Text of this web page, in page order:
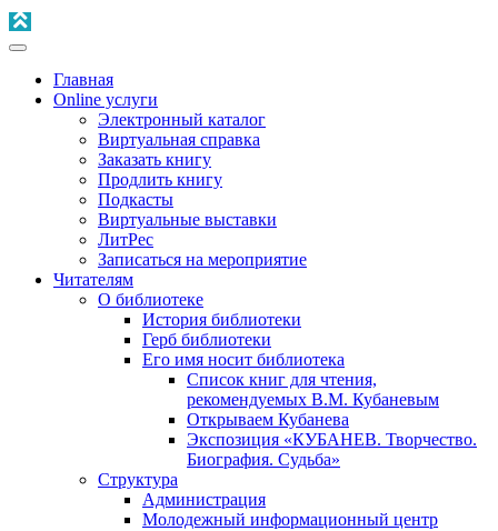
Главная
Online услуги
Электронный каталог
Виртуальная справка
Заказать книгу
Продлить книгу
Подкасты
Виртуальные выставки
ЛитРес
Записаться на мероприятие
Читателям
О библиотеке
История библиотеки
Герб библиотеки
Его имя носит библиотека
Список книг для чтения,
рекомендуемых В.М. Кубаневым
Открываем Кубанева
Экспозиция «КУБАНЕВ. Творчество.
Биография. Судьба»
Структура
Администрация
Молодежный информационный центр